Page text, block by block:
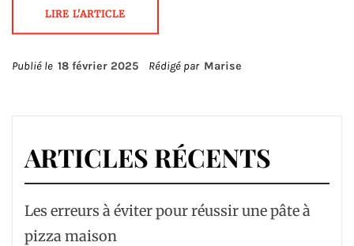
LIRE L'ARTICLE
Publié le 18 février 2025 Rédigé par Marise
ARTICLES RÉCENTS
Les erreurs à éviter pour réussir une pâte à
pizza maison